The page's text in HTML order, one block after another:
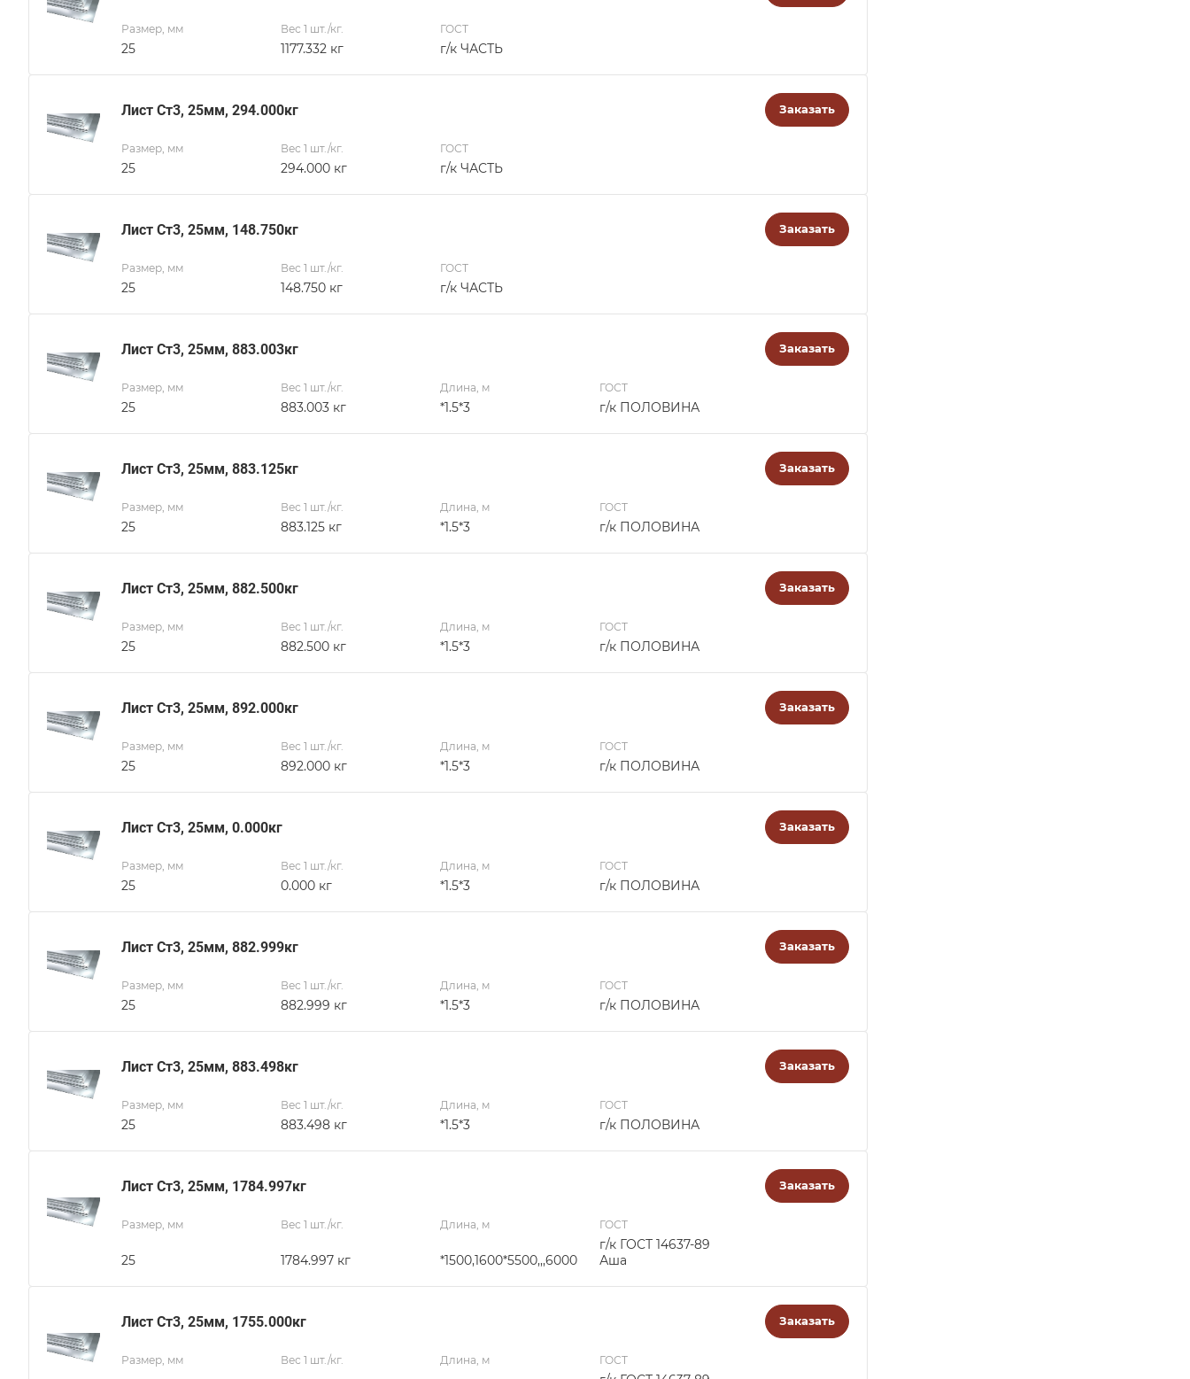
Размер, мм
25
Вес 1 шт./кг.
1177.332 кг
ГОСТ
г/к ЧАСТЬ
Лист Ст3, 25мм, 294.000кг Заказать
Размер, мм
25
Вес 1 шт./кг.
294.000 кг
ГОСТ
г/к ЧАСТЬ
Лист Ст3, 25мм, 148.750кг Заказать
Размер, мм
25
Вес 1 шт./кг.
148.750 кг
ГОСТ
г/к ЧАСТЬ
Лист Ст3, 25мм, 883.003кг Заказать
Размер, мм
25
Вес 1 шт./кг.
883.003 кг
Длина, м
*1.5*3
ГОСТ
г/к ПОЛОВИНА
Лист Ст3, 25мм, 883.125кг Заказать
Размер, мм
25
Вес 1 шт./кг.
883.125 кг
Длина, м
*1.5*3
ГОСТ
г/к ПОЛОВИНА
Лист Ст3, 25мм, 882.500кг Заказать
Размер, мм
25
Вес 1 шт./кг.
882.500 кг
Длина, м
*1.5*3
ГОСТ
г/к ПОЛОВИНА
Лист Ст3, 25мм, 892.000кг Заказать
Размер, мм
25
Вес 1 шт./кг.
892.000 кг
Длина, м
*1.5*3
ГОСТ
г/к ПОЛОВИНА
Лист Ст3, 25мм, 0.000кг Заказать
Размер, мм
25
Вес 1 шт./кг.
0.000 кг
Длина, м
*1.5*3
ГОСТ
г/к ПОЛОВИНА
Лист Ст3, 25мм, 882.999кг Заказать
Размер, мм
25
Вес 1 шт./кг.
882.999 кг
Длина, м
*1.5*3
ГОСТ
г/к ПОЛОВИНА
Лист Ст3, 25мм, 883.498кг Заказать
Размер, мм
25
Вес 1 шт./кг.
883.498 кг
Длина, м
*1.5*3
ГОСТ
г/к ПОЛОВИНА
Лист Ст3, 25мм, 1784.997кг Заказать
Размер, мм
25
Вес 1 шт./кг.
1784.997 кг
Длина, м
*1500,1600*5500,,,6000
ГОСТ
г/к ГОСТ 14637-89
Аша
Лист Ст3, 25мм, 1755.000кг Заказать
Размер, мм Вес 1 шт./кг. Длина, м ГОСТ